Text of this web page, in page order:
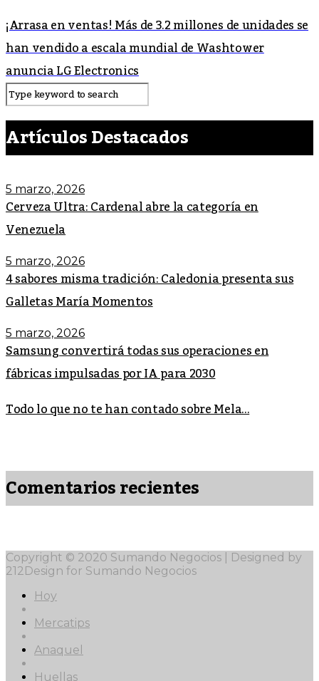
¡Arrasa en ventas! Más de 3.2 millones de unidades se
han vendido a escala mundial de Washtower
anuncia LG Electronics
Artículos Destacados
5 marzo, 2026
Cerveza Ultra: Cardenal abre la categoría en
Venezuela
5 marzo, 2026
4 sabores misma tradición: Caledonia presenta sus
Galletas María Momentos
5 marzo, 2026
Samsung convertirá todas sus operaciones en
fábricas impulsadas por IA para 2030
Todo lo que no te han contado sobre Mela...
Comentarios recientes
Copyright © 2020 Sumando Negocios | Designed by
212Design for Sumando Negocios
Hoy
Mercatips
Anaquel
Huellas